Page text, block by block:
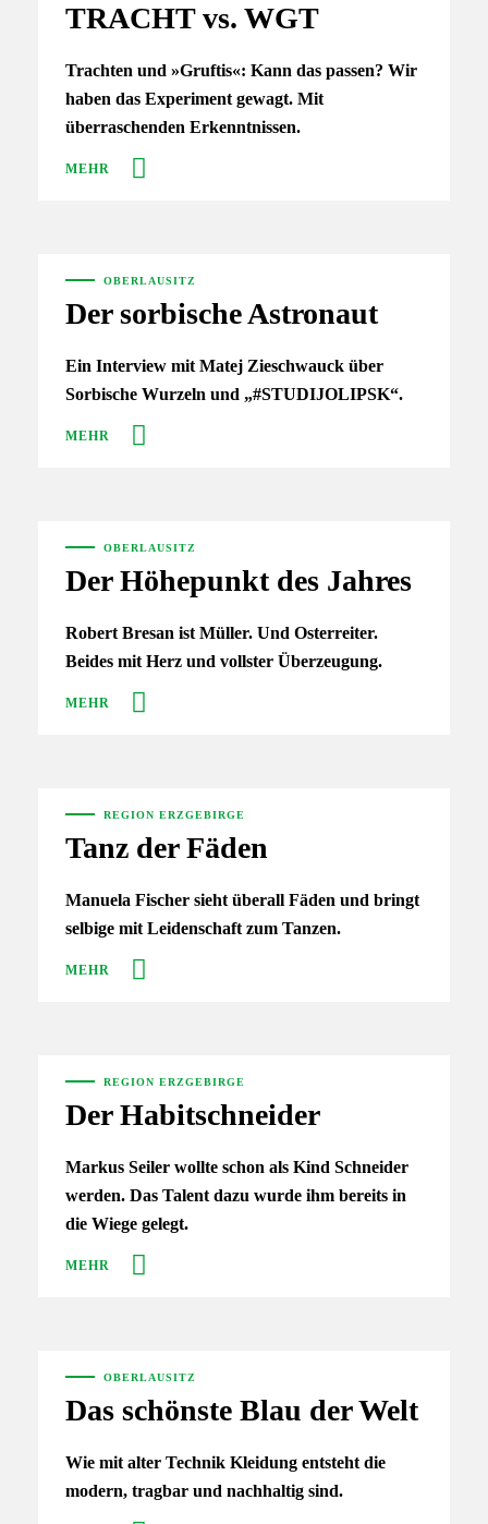
TRACHT vs. WGT
Trachten und »Gruftis«: Kann das passen? Wir
haben das Experiment gewagt. Mit
überraschenden Erkenntnissen.
MEHR
OBERLAUSITZ
Der sorbische Astronaut
Ein Interview mit Matej Zieschwauck über
Sorbische Wurzeln und „#STUDIJOLIPSK“.
MEHR
OBERLAUSITZ
Der Höhepunkt des Jahres
Robert Bresan ist Müller. Und Osterreiter.
Beides mit Herz und vollster Überzeugung.
MEHR
REGION ERZGEBIRGE
Tanz der Fäden
Manuela Fischer sieht überall Fäden und bringt
selbige mit Leidenschaft zum Tanzen.
MEHR
REGION ERZGEBIRGE
Der Habitschneider
Markus Seiler wollte schon als Kind Schneider
werden. Das Talent dazu wurde ihm bereits in
die Wiege gelegt.
MEHR
OBERLAUSITZ
Das schönste Blau der Welt
Wie mit alter Technik Kleidung entsteht die
modern, tragbar und nachhaltig sind.